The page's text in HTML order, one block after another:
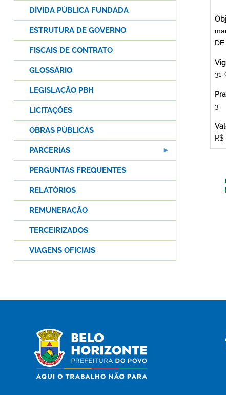
3
DÍVIDA PÚBLICA FUNDADA
ESTRUTURA DE GOVERNO
FISCAIS DE CONTRATO
GLOSSÁRIO
LEGISLAÇÃO PBH
LICITAÇÕES
OBRAS PÚBLICAS
PARCERIAS
PERGUNTAS FREQUENTES
RELATÓRIOS
REMUNERAÇÃO
TERCEIRIZADOS
VIAGENS OFICIAIS